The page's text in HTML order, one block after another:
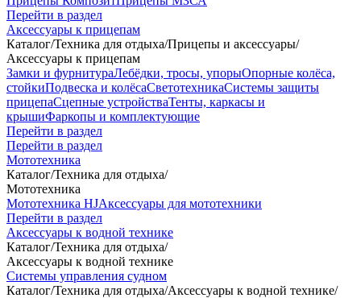
Перейти в раздел
Аксессуары к прицепам
Каталог/Техника для отдыха/Прицепы и аксессуары/
Аксессуары к прицепам
Замки и фурнитураЛебёдки, тросы, упорыОпорные колёса,
стойкиПодвеска и колёсаСветотехникаСистемы защиты
прицепаСцепные устройстваТенты, каркасы и
крышиФаркопы и комплектующие
Перейти в раздел
Перейти в раздел
Мототехника
Каталог/Техника для отдыха/
Мототехника
Мототехника HJАксессуары для мототехники
Перейти в раздел
Аксессуары к водной технике
Каталог/Техника для отдыха/
Аксессуары к водной технике
Системы управления судном
Каталог/Техника для отдыха/Аксессуары к водной технике/